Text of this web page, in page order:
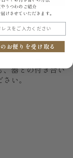
っても。
割れたりするこ
相談を承ってい
、器との付き合い
い。
やうつわのご紹介
けさせていただきます。
お便りを受け取る